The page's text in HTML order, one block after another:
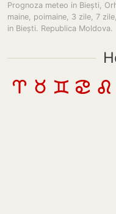
Prognoza meteo in Biești,
maine, poimaine, 3 zile, 7
in Biești. Republica Moldova.